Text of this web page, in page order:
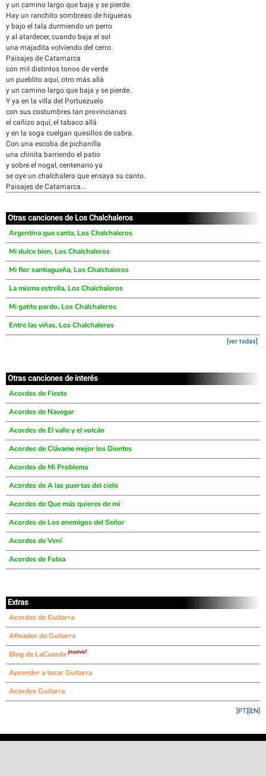
y un camino largo que baja y se pierde.
Hay un ranchito sombreao de higueras
y bajo el tala durmiendo un perro
y al atardecer, cuando baja el sol
una majadita volviendo del cerro.
Paisajes de Catamarca
con mil distintos tonos de verde
un pueblito aquí, otro más allá
y un camino largo que baja y se pierde.
Y ya en la villa del Portuezuelo
con sus costumbres tan provincianas
el cañizo aquí, el tabaco allá
y en la soga cuelgan quesillos de cabra.
Con una escoba de pichanilla
una chinita barriendo el patio
y sobre el nogal, centenario ya
se oye un chalchalero que ensaya su canto.
Paisajes de Catamarca...
Otras canciones de Los Chalchaleros
Argentina que canta, Los Chalchaleros
Mi dulce bien, Los Chalchaleros
Mi flor santiagueña, Los Chalchaleros
La misma estrella, Los Chalchaleros
Mi gatito pardo, Los Chalchaleros
Entre las viñas, Los Chalchaleros
[ver todas]
Otras canciones de interés
Acordes de Fiesta
Acordes de Navegar
Acordes de El valle y el volcán
Acordes de Clávame mejor los Dientes
Acordes de Mi Problema
Acordes de A las puertas del cielo
Acordes de Que más quieres de mí
Acordes de Los enemigos del Señor
Acordes de Vení
Acordes de Fobia
Extras
Acordes de Guitarra
Afinador de Guitarra
Blog de LaCuerda ¡nuevo!
Aprender a tocar Guitarra
Acordes Guitarra
[EN]
[PT]